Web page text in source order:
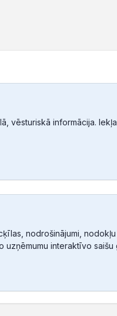
vēsturiskā informācija.
nodrošinājumi, nodokļu
uzņēmumu interaktīvo saišu